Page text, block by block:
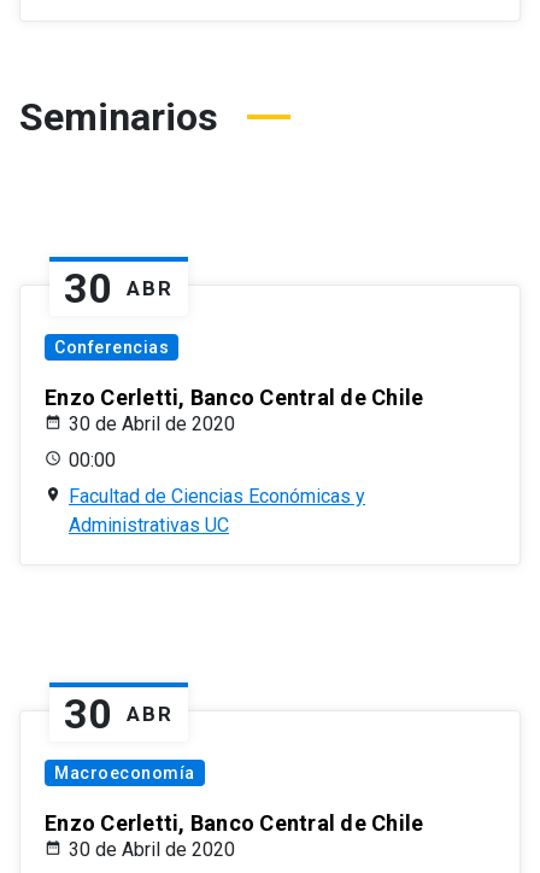
Seminarios
30 ABR
Conferencias
Enzo Cerletti, Banco Central de Chile
30 de Abril de 2020
00:00
Facultad de Ciencias Económicas y
Administrativas UC
30 ABR
Macroeconomía
Enzo Cerletti, Banco Central de Chile
30 de Abril de 2020